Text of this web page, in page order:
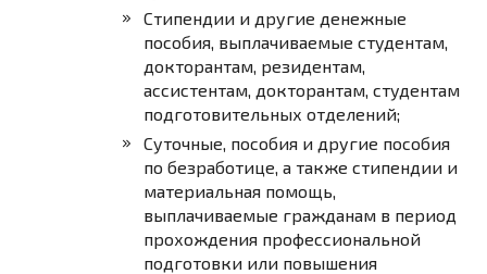
Стипендии и другие денежные
пособия, выплачиваемые студентам,
докторантам, резидентам,
ассистентам, докторантам, студентам
подготовительных отделений;
Суточные, пособия и другие пособия
по безработице, а также стипендии и
материальная помощь,
выплачиваемые гражданам в период
прохождения профессиональной
подготовки или повышения